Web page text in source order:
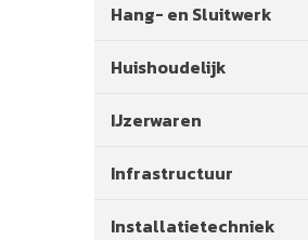
Hang- en Sluitwerk
Huishoudelijk
IJzerwaren
Infrastructuur
Installatietechniek